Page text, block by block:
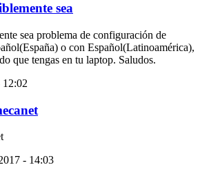
sea
sea problema de configuración de
o con Español(Latinoamérica),
que tengas en tu laptop. Saludos.
12:02
- 14:03